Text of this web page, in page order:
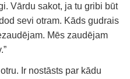
Vārdu sakot, ja tu gribi būt
sevi otram. Kāds gudrais
Mēs zaudējam
Ir nostāsts par kādu